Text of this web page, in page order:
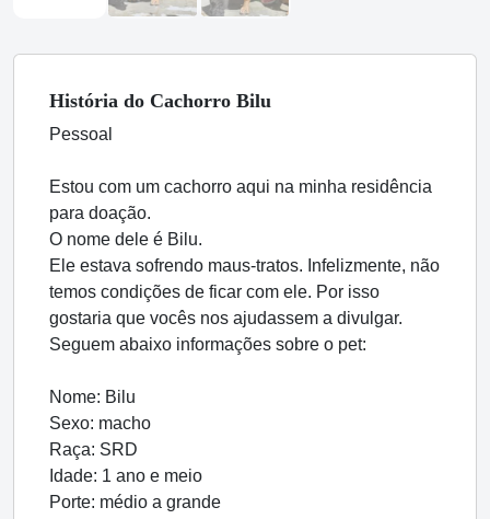
História do Cachorro Bilu
Pessoal
Estou com um cachorro aqui na minha residência
para doação.
O nome dele é Bilu.
Ele estava sofrendo maus-tratos. Infelizmente, não
temos condições de ficar com ele. Por isso
gostaria que vocês nos ajudassem a divulgar.
Seguem abaixo informações sobre o pet:
Nome: Bilu
Sexo: macho
Raça: SRD
Idade: 1 ano e meio
Porte: médio a grande